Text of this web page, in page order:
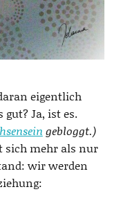
eigentlich
Ja, ist es.
gebloggt.)
sich mehr als nur
wir werden